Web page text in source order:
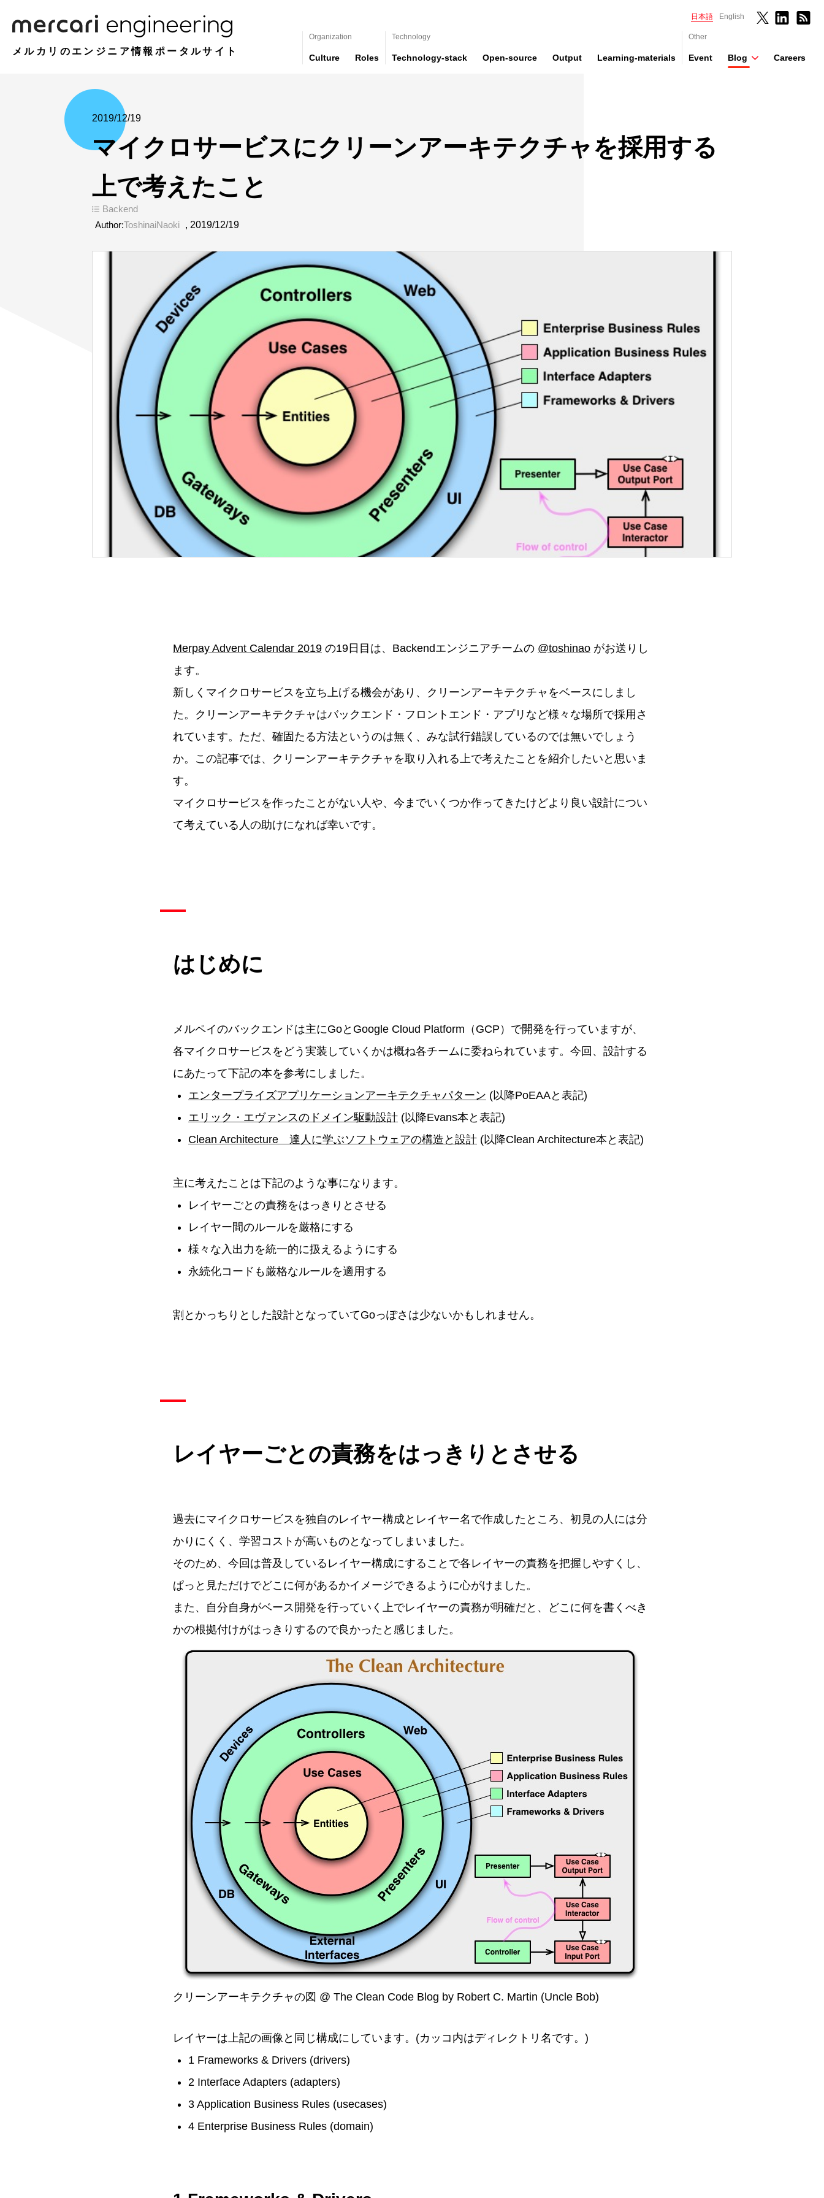
メルカリのエンジニア情報ポータルサイト
日本語 English
Organization
Culture Roles
Technology
Technology-stack Open-source Output Learning-materials
Other
Event Blog Careers
2019/12/19
マイクロサービスにクリーンアーキテクチャを採用する
上で考えたこと
Backend
Author:ToshinaiNaoki , 2019/12/19
Merpay Advent Calendar 2019 の19日目は、Backendエンジニアチームの @toshinao がお送りし
ます。
新しくマイクロサービスを立ち上げる機会があり、クリーンアーキテクチャをベースにしまし
た。クリーンアーキテクチャはバックエンド・フロントエンド・アプリなど様々な場所で採用さ
れています。ただ、確固たる方法というのは無く、みな試行錯誤しているのでは無いでしょう
か。この記事では、クリーンアーキテクチャを取り入れる上で考えたことを紹介したいと思いま
す。
マイクロサービスを作ったことがない人や、今までいくつか作ってきたけどより良い設計につい
て考えている人の助けになれば幸いです。
はじめに
メルペイのバックエンドは主にGoとGoogle Cloud Platform（GCP）で開発を行っていますが、
各マイクロサービスをどう実装していくかは概ね各チームに委ねられています。今回、設計する
にあたって下記の本を参考にしました。
エンタープライズアプリケーションアーキテクチャパターン (以降PoEAAと表記)
エリック・エヴァンスのドメイン駆動設計 (以降Evans本と表記)
Clean Architecture 達人に学ぶソフトウェアの構造と設計 (以降Clean Architecture本と表記)
主に考えたことは下記のような事になります。
レイヤーごとの責務をはっきりとさせる
レイヤー間のルールを厳格にする
様々な入出力を統一的に扱えるようにする
永続化コードも厳格なルールを適用する
割とかっちりとした設計となっていてGoっぽさは少ないかもしれません。
レイヤーごとの責務をはっきりとさせる
過去にマイクロサービスを独自のレイヤー構成とレイヤー名で作成したところ、初見の人には分
かりにくく、学習コストが高いものとなってしまいました。
そのため、今回は普及しているレイヤー構成にすることで各レイヤーの責務を把握しやすくし、
ぱっと見ただけでどこに何があるかイメージできるように心がけました。
また、自分自身がベース開発を行っていく上でレイヤーの責務が明確だと、どこに何を書くべき
かの根拠付けがはっきりするので良かったと感じました。
クリーンアーキテクチャの図 @ The Clean Code Blog by Robert C. Martin (Uncle Bob)
レイヤーは上記の画像と同じ構成にしています。(カッコ内はディレクトリ名です。)
1 Frameworks & Drivers (drivers)
2 Interface Adapters (adapters)
3 Application Business Rules (usecases)
4 Enterprise Business Rules (domain)